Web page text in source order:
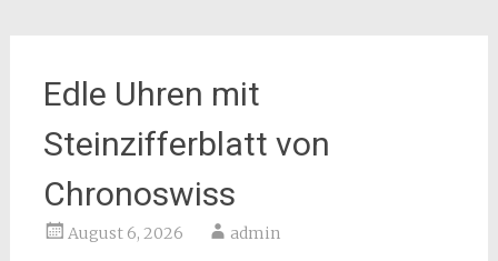
Edle Uhren mit
Steinzifferblatt von
Chronoswiss
August 6, 2026 admin